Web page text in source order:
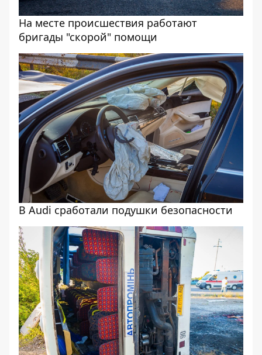
На месте происшествия работают
бригады "скорой" помощи
В Audi сработали подушки безопасности